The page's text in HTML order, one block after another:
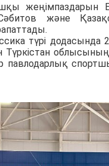
және
түрі
павлодарлық